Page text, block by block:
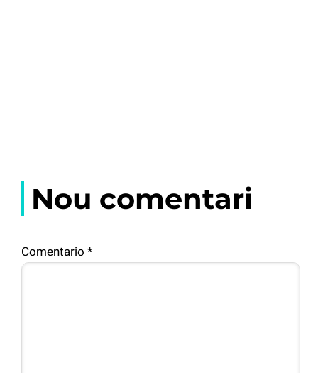
Nou comentari
Comentario *